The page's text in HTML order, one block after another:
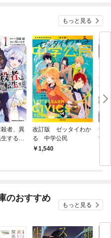
もっと見る
者、異
生する
改訂版 ゼッタイわか
る 中学公民
1,540
世
世
のおすすめ
もっと見る